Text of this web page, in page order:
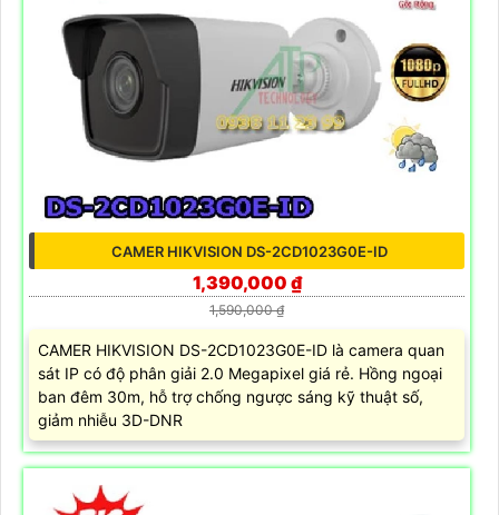
CAMER HIKVISION DS-2CD1023G0E-ID
1,390,000 ₫
1,590,000 ₫
CAMER HIKVISION DS-2CD1023G0E-ID là camera quan
sát IP có độ phân giải 2.0 Megapixel giá rẻ. Hồng ngoại
ban đêm 30m, hỗ trợ chống ngược sáng kỹ thuật số,
giảm nhiễu 3D-DNR